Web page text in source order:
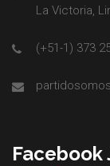
La Victoria,
(+51-1) 373
Facebook